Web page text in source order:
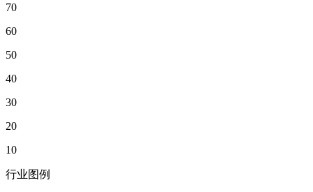
70
60
50
40
30
20
10
行业图例